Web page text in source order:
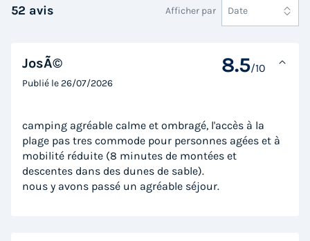
MOBILHOME 4 personnes - PREMIUM Mobil
home 2ch. GALET (2023) 31m² + Terrasse
semi-couverte 4 pers
Récent
52 avis Afficher par Date
JosÃ© 8.5/10
Publié le26/07/2026
camping agréable calme et ombragé, l'accès à la
plage pas tres commode pour personnes agées et à
mobilité réduite (8 minutes de montées et
descentes dans des dunes de sable).
nous y avons passé un agréable séjour.